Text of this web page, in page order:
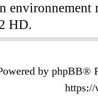
HD.
by phpBB®
https://